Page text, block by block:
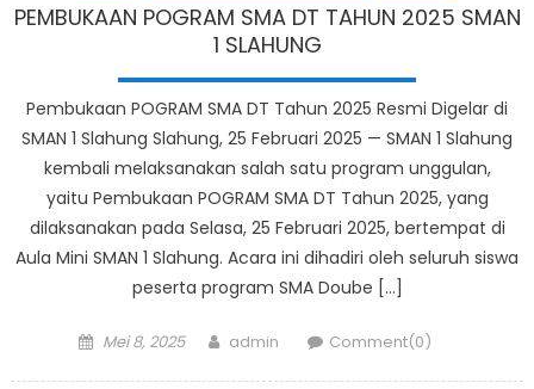
PEMBUKAAN POGRAM SMA DT TAHUN 2025 SMAN
1 SLAHUNG
Pembukaan POGRAM SMA DT Tahun 2025 Resmi Digelar di
SMAN 1 Slahung Slahung, 25 Februari 2025 — SMAN 1 Slahung
kembali melaksanakan salah satu program unggulan,
yaitu Pembukaan POGRAM SMA DT Tahun 2025, yang
dilaksanakan pada Selasa, 25 Februari 2025, bertempat di
Aula Mini SMAN 1 Slahung. Acara ini dihadiri oleh seluruh siswa
peserta program SMA Doube […]
Posted
Mei 8, 2025 Author
admin Comment(0)